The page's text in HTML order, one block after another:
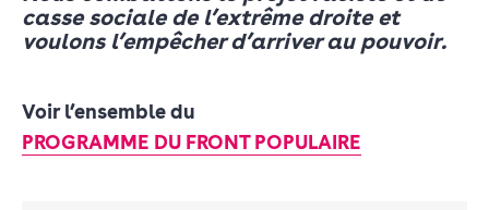
casse sociale de l’extrême droite et
voulons l’empêcher d’arriver au pouvoir.
Voir l’ensemble du
PROGRAMME DU FRONT POPULAIRE